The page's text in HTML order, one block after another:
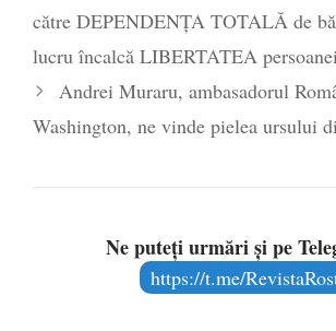
către DEPENDENȚA TOTALĂ de
lucru încalcă LIBERTATEA persoanei
Andrei Muraru, ambasadorul
Washington, ne vinde pielea ursului
Ne puteți urmări și pe
https://t.me/